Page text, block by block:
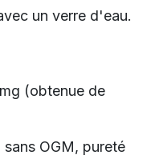
un verre d'eau.
(obtenue de
OGM, pureté